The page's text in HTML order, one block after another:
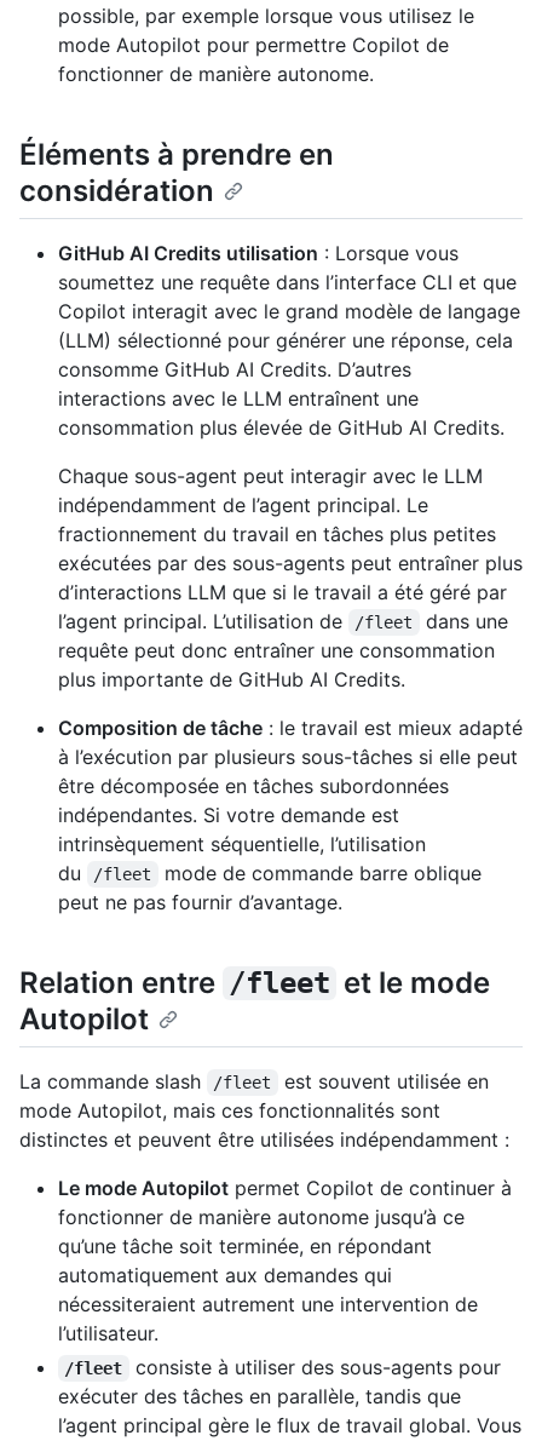
possible, par exemple lorsque vous utilisez le
mode Autopilot pour permettre Copilot de
fonctionner de manière autonome.
Éléments à prendre en
considération
GitHub AI Credits utilisation : Lorsque vous
soumettez une requête dans l’interface CLI et que
Copilot interagit avec le grand modèle de langage
(LLM) sélectionné pour générer une réponse, cela
consomme GitHub AI Credits. D’autres
interactions avec le LLM entraînent une
consommation plus élevée de GitHub AI Credits.
Chaque sous-agent peut interagir avec le LLM
indépendamment de l’agent principal. Le
fractionnement du travail en tâches plus petites
exécutées par des sous-agents peut entraîner plus
d’interactions LLM que si le travail a été géré par
l’agent principal. L’utilisation de
/fleet
dans une
requête peut donc entraîner une consommation
plus importante de GitHub AI Credits.
Composition de tâche : le travail est mieux adapté
à l’exécution par plusieurs sous-tâches si elle peut
être décomposée en tâches subordonnées
indépendantes. Si votre demande est
intrinsèquement séquentielle, l’utilisation
du
/fleet
mode de commande barre oblique
peut ne pas fournir d’avantage.
Relation entre /fleet et le mode
Autopilot
La commande slash /fleet
est souvent utilisée en
mode Autopilot, mais ces fonctionnalités sont
distinctes et peuvent être utilisées indépendamment :
Le mode Autopilot permet Copilot de continuer à
fonctionner de manière autonome jusqu’à ce
qu’une tâche soit terminée, en répondant
automatiquement aux demandes qui
nécessiteraient autrement une intervention de
l’utilisateur.
/fleet
consiste à utiliser des sous-agents pour
exécuter des tâches en parallèle, tandis que
l’agent principal gère le flux de travail global. Vous